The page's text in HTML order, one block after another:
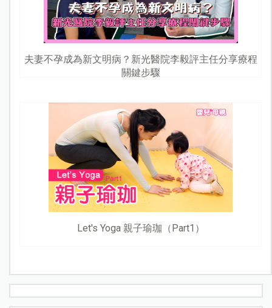
夫妻不孕成為新文明病？新光醫院李毅評主任分享療程
關鍵步驟
Let's Yoga 親子瑜珈（Part1）